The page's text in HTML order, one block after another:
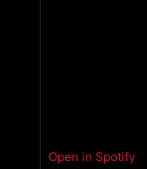
Open in Spotify